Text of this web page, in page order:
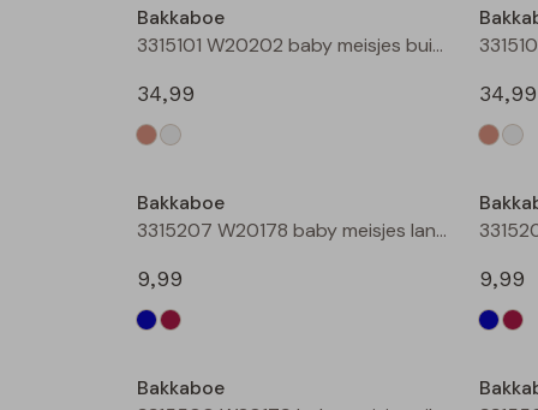
Bakkaboe
3315101 W20202 baby meisjes buiten jack Taupe
34,99
34,99
Bakkaboe
3315207 W20178 baby meisjes lange broek Marine
9,99
9,99
Bakkaboe